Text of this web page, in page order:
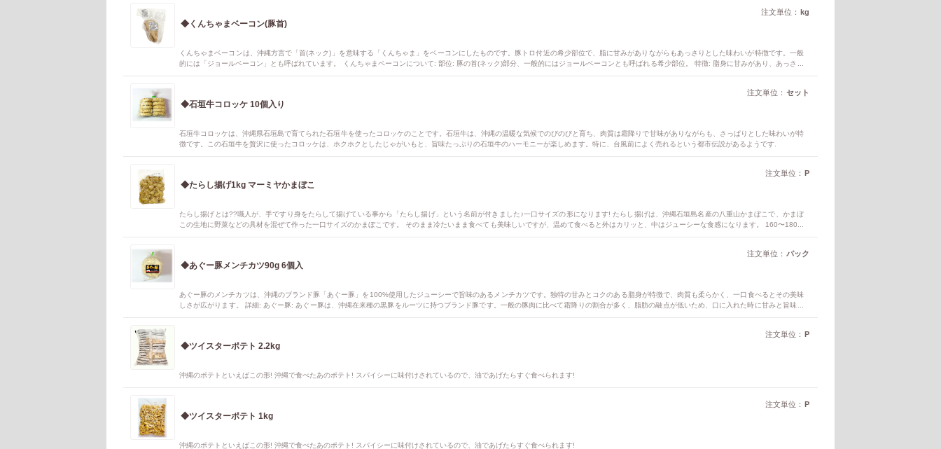
◆くんちゃまベーコン(豚首)
注文単位： kg
くんちゃまベーコンは、沖縄方言で「首(ネック)」を意味する「くんちゃま」をベーコンにしたものです。豚トロ付近の希少部位で、脂に甘みがありながらもあっさりとした味わいが特徴です。一般
的には「ジョールベーコン」とも呼ばれています。 くんちゃまベーコンについて: 部位: 豚の首(ネック)部分、一般的にはジョールベーコンとも呼ばれる希少部位。 特徴: 脂身に甘みがあり、あっさり
(首肉)は、弾力のある食感が特徴。 紅豚:沖縄のブランド豚「紅豚」のくんちゃまベーコンも存在する。 くんちゃまベーコンは、その独特の風味と食感で、沖縄だけでなく、全国で人気を集めていま
す。 そんな、くんちゃまベーコンを冷凍でお届けします。
◆石垣牛コロッケ 10個入り
注文単位： セット
石垣牛コロッケは、沖縄県石垣島で育てられた石垣牛を使ったコロッケのことです。石垣牛は、沖縄の温暖な気候でのびのびと育ち、肉質は霜降りで甘味がありながらも、さっぱりとした味わいが特
徴です。この石垣牛を贅沢に使ったコロッケは、ホクホクとしたじゃがいもと、旨味たっぷりの石垣牛のハーモニーが楽しめます。特に、台風前によく売れるという都市伝説があるようです.
◆たらし揚げ1kg マーミヤかまぼこ
注文単位： P
たらし揚げとは??職人が、手ですり身をたらして揚げている事から「たらし揚げ」という名前が付きました♪一口サイズの形になります! たらし揚げは、沖縄石垣島名産の八重山かまぼこで、かまぼ
この生地に野菜などの具材を混ぜて作った一口サイズのかまぼこです。 そのまま冷たいまま食べても美味しいですが、温めて食べると外はカリッと、中はジューシーな食感になります。 160〜180℃
◆あぐー豚メンチカツ90g 6個入
注文単位： パック
あぐー豚のメンチカツは、沖縄のブランド豚「あぐー豚」を100%使用したジューシーで旨味のあるメンチカツです。独特の甘みとコクのある脂身が特徴で、肉質も柔らかく、一口食べるとその美味
しさが広がります。 詳細: あぐー豚: あぐー豚は、沖縄在来種の黒豚をルーツに持つブランド豚です。一般の豚肉に比べて霜降りの割合が多く、脂肪の融点が低いため、口に入れた時に甘みと旨味が
◆ツイスターポテト 2.2kg
注文単位： P
沖縄のポテトといえばこの形! 沖縄で食べたあのポテト! スパイシーに味付けされているので、油であげたらすぐ食べられます!
◆ツイスターポテト 1kg
注文単位： P
沖縄のポテトといえばこの形! 沖縄で食べたあのポテト! スパイシーに味付けされているので、油であげたらすぐ食べられます!